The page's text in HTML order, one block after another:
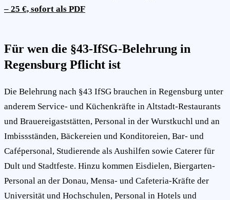
– 25 €, sofort als PDF
Für wen die §43-IfSG-Belehrung in
Regensburg Pflicht ist
Die Belehrung nach §43 IfSG brauchen in Regensburg unter
anderem Service- und Küchenkräfte in Altstadt-Restaurants
und Brauereigaststätten, Personal in der Wurstkuchl und an
Imbissständen, Bäckereien und Konditoreien, Bar- und
Cafépersonal, Studierende als Aushilfen sowie Caterer für
Dult und Stadtfeste. Hinzu kommen Eisdielen, Biergarten-
Personal an der Donau, Mensa- und Cafeteria-Kräfte der
Universität und Hochschulen, Personal in Hotels und